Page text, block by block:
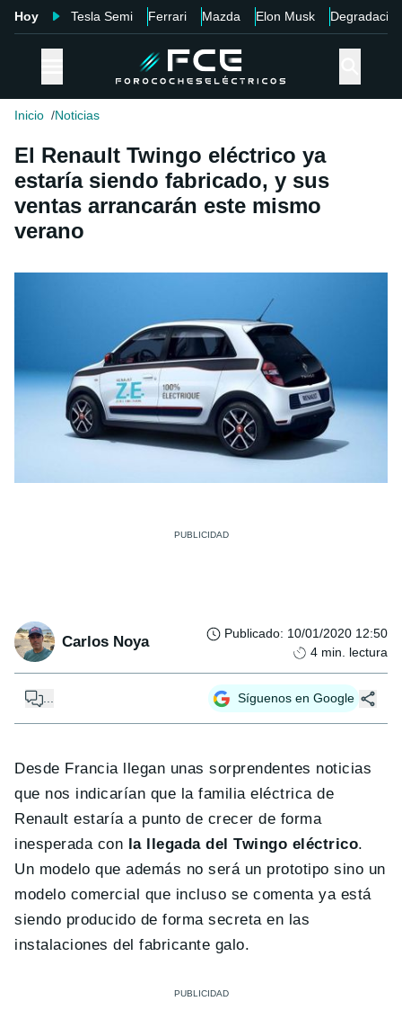
Hoy Tesla Semi Ferrari Mazda Elon Musk Degradación
Inicio Noticias
El Renault Twingo eléctrico ya
estaría siendo fabricado, y sus
ventas arrancarán este mismo
verano
Carlos Noya Publicado: 10/01/2020 12:50
4 min. lectura
... Síguenos en Google
Desde Francia llegan unas sorprendentes noticias
que nos indicarían que la familia eléctrica de
Renault estaría a punto de crecer de forma
inesperada con la llegada del Twingo eléctrico.
Un modelo que además no será un prototipo sino un
modelo comercial que incluso se comenta ya está
siendo producido de forma secreta en las
instalaciones del fabricante galo.